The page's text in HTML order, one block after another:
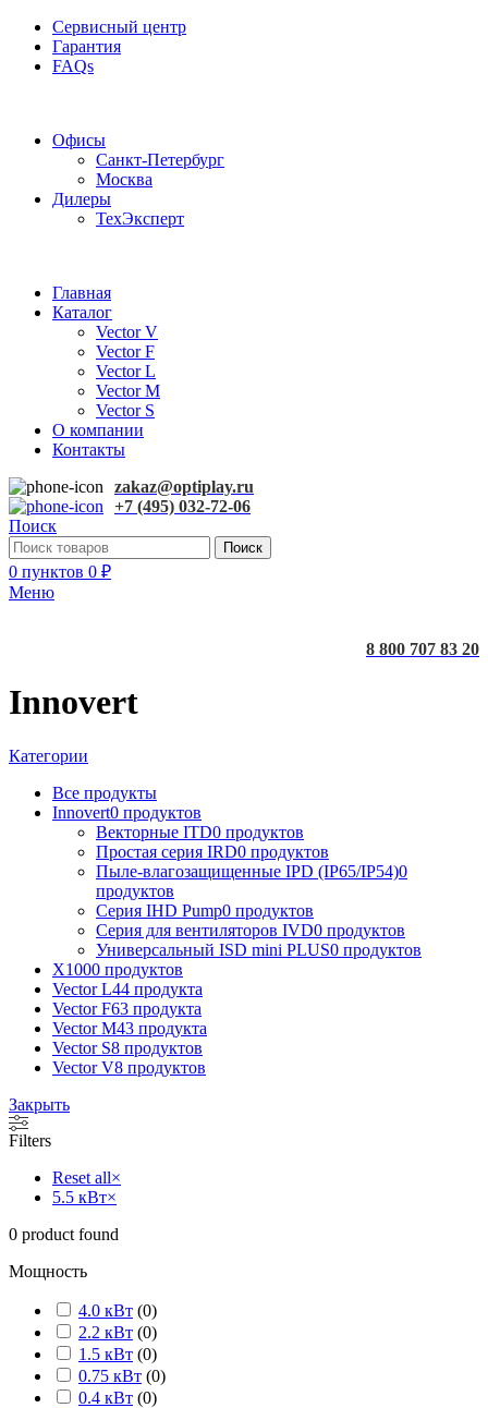
Сервисный центр
Гарантия
FAQs
Офисы
Санкт-Петербург
Москва
Дилеры
ТехЭксперт
Главная
Каталог
Vector V
Vector F
Vector L
Vector M
Vector S
О компании
Контакты
zakaz@optiplay.ru
+7 (495) 032-72-06
Поиск
Поиск
0 пунктов 0 ₽
Меню
8 800 707 83 20
Innovert
Категории
Все продукты
Innovert0 продуктов
Векторные ITD0 продуктов
Простая серия IRD0 продуктов
Пыле-влагозащищенные IPD (IP65/IP54)0
продуктов
Серия IHD Pump0 продуктов
Серия для вентиляторов IVD0 продуктов
Универсальный ISD mini PLUS0 продуктов
X1000 продуктов
Vector L44 продукта
Vector F63 продукта
Vector M43 продукта
Vector S8 продуктов
Vector V8 продуктов
Закрыть
Filters
Reset all×
5.5 кВт×
0 product found
Мощность
4.0 кВт (0)
2.2 кВт (0)
1.5 кВт (0)
0.75 кВт (0)
0.4 кВт (0)